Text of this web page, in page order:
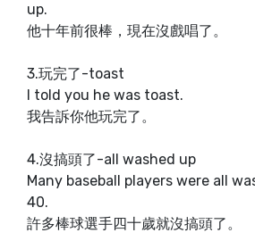
up.
他十年前很棒，現在沒戲唱了。
3.玩完了-toast
I told you he was toast.
我告訴你他玩完了。
4.沒搞頭了-all washed up
Many baseball players were all
40.
許多棒球選手四十歲就沒搞頭了。